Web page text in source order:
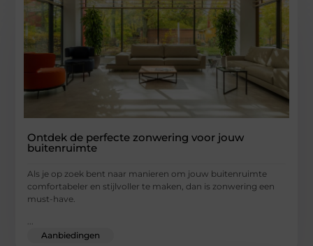
Ontdek de perfecte zonwering voor jouw
buitenruimte
Als je op zoek bent naar manieren om jouw buitenruimte
comfortabeler en stijlvoller te maken, dan is zonwering een
must-have.
...
Aanbiedingen